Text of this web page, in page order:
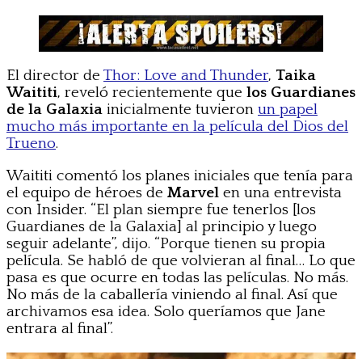
El director de Thor: Love and Thunder, Taika
Waititi, reveló recientemente que los Guardianes
de la Galaxia inicialmente tuvieron un papel
mucho más importante en la película del Dios del
Trueno.
Waititi comentó los planes iniciales que tenía para
el equipo de héroes de Marvel en una entrevista
con Insider. “El plan siempre fue tenerlos [los
Guardianes de la Galaxia] al principio y luego
seguir adelante”, dijo. “Porque tienen su propia
película. Se habló de que volvieran al final… Lo que
pasa es que ocurre en todas las películas. No más.
No más de la caballería viniendo al final. Así que
archivamos esa idea. Solo queríamos que Jane
entrara al final”.